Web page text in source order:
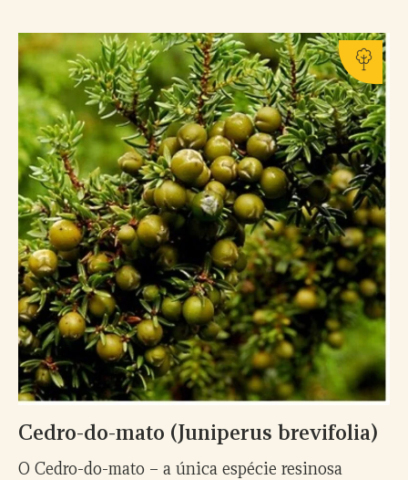
Cedro-do-mato (Juniperus brevifolia)
O Cedro-do-mato – a única espécie resinosa